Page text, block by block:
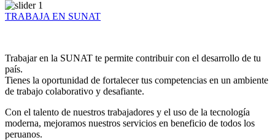
TRABAJA EN SUNAT
Trabajar en la SUNAT te permite contribuir con el desarrollo de tu
país.
Tienes la oportunidad de fortalecer tus competencias en un ambiente
de trabajo colaborativo y desafiante.
Con el talento de nuestros trabajadores y el uso de la tecnología
moderna, mejoramos nuestros servicios en beneficio de todos los
peruanos.